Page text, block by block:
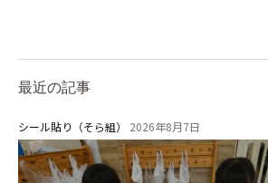
最近の記事
シール貼り（そら組） 2026年8月7日
課外教室
理事長のことば
教育と保育
美⽊多幼稚園の理想